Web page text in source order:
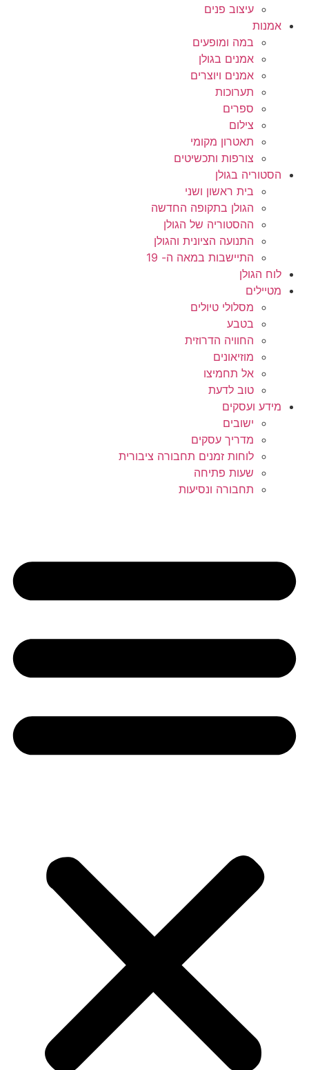
עיצוב פנים
אמנות
במה ומופעים
אמנים בגולן
אמנים ויוצרים
תערוכות
ספרים
צילום
תאטרון מקומי
צורפות ותכשיטים
הסטוריה בגולן
בית ראשון ושני
הגולן בתקופה החדשה
ההסטוריה של הגולן
התנועה הציונית והגולן
התיישבות במאה ה- 19
לוח הגולן
מטיילים
מסלולי טיולים
בטבע
החוויה הדרוזית
מוזיאונים
אל תחמיצו
טוב לדעת
מידע ועסקים
ישובים
מדריך עסקים
לוחות זמנים תחבורה ציבורית
שעות פתיחה
תחבורה ונסיעות